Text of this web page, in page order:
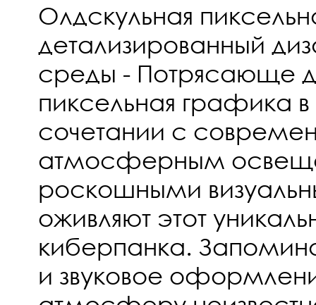
Олдскульная
детализированный
среды - Потрясающе
пиксельная графика в
сочетании с
атмосферным
роскошными
оживляют этот
киберпанка.
и звуковое